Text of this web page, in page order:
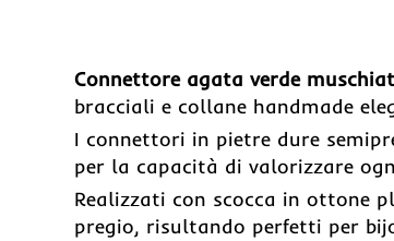
Connettore agata verde
bracciali e collane handmade
I connettori in pietre dure
per la capacità di valorizzare
Realizzati con scocca in ottone
pregio, risultando perfetti per